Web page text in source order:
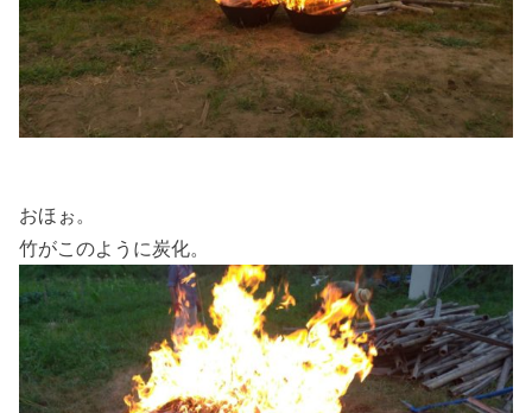
おほぉ。
竹がこのように炭化。